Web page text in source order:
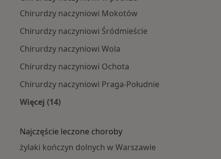
Chirurdzy naczyniowi Mokotów
Chirurdzy naczyniowi Śródmieście
Chirurdzy naczyniowi Wola
Chirurdzy naczyniowi Ochota
Chirurdzy naczyniowi Praga-Południe
Więcej (14)
Najczęście leczone choroby
żylaki kończyn dolnych w Warszawie